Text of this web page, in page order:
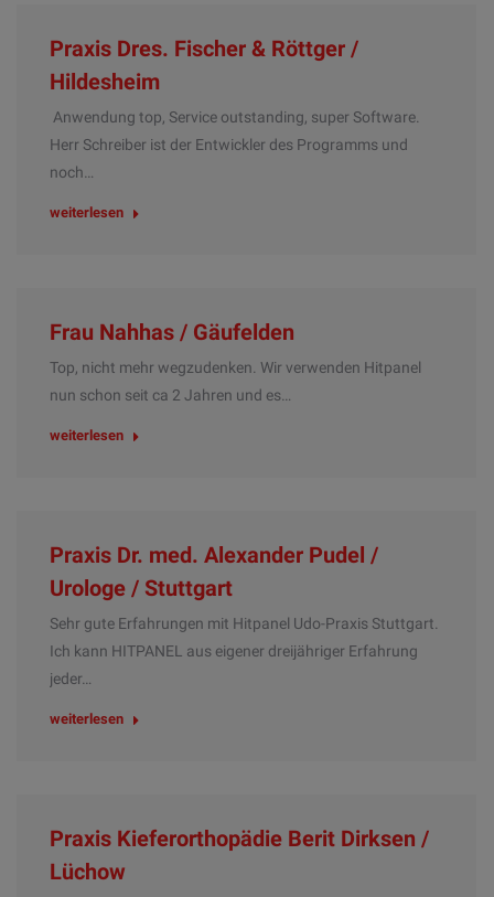
Praxis Dres. Fischer & Röttger /
Hildesheim
Anwendung top, Service outstanding, super Software.
Herr Schreiber ist der Entwickler des Programms und
noch…
weiterlesen
Frau Nahhas / Gäufelden
Top, nicht mehr wegzudenken. Wir verwenden Hitpanel
nun schon seit ca 2 Jahren und es…
weiterlesen
Praxis Dr. med. Alexander Pudel /
Urologe / Stuttgart
Sehr gute Erfahrungen mit Hitpanel Udo-Praxis Stuttgart.
Ich kann HITPANEL aus eigener dreijähriger Erfahrung
jeder…
weiterlesen
Praxis Kieferorthopädie Berit Dirksen /
Lüchow